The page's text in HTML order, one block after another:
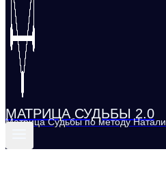
МАТРИЦА СУДЬБЫ 2.0
Матрица Судьбы по методу